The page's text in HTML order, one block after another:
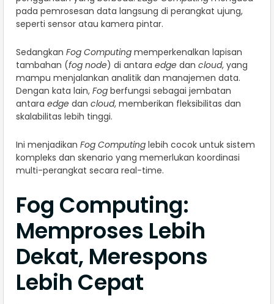
pada pemrosesan data langsung di perangkat ujung,
seperti sensor atau kamera pintar.
Sedangkan Fog Computing memperkenalkan lapisan
tambahan (fog node) di antara edge dan cloud, yang
mampu menjalankan analitik dan manajemen data.
Dengan kata lain, Fog berfungsi sebagai jembatan
antara edge dan cloud, memberikan fleksibilitas dan
skalabilitas lebih tinggi.
Ini menjadikan Fog Computing lebih cocok untuk sistem
kompleks dan skenario yang memerlukan koordinasi
multi-perangkat secara real-time.
Fog Computing:
Memproses Lebih
Dekat, Merespons
Lebih Cepat